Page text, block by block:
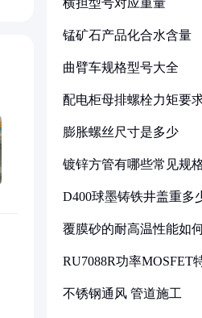
横担型号对应重量
锰矿石产品化合水含量
曲臂车规格型号大全
配电柜母排螺栓力矩要
膨胀螺丝尺寸是多少
镀锌方管有哪些常见规
D400球墨铸铁井盖重多
覆膜砂的耐高温性能如
RU7088R功率MOSFET
不锈钢通风 管道施工